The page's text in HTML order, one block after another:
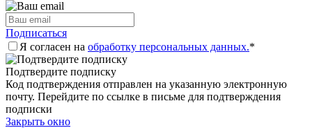
Подписаться
Я согласен на обработку персональных данных.*
Подтвердите подписку
Код подтверждения отправлен на указанную электронную
почту. Перейдите по ссылке в письме для подтверждения
подписки
Закрыть окно